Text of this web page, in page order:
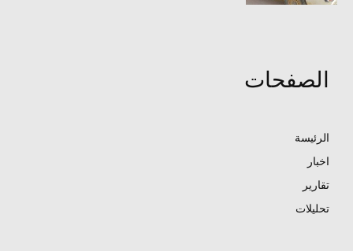
الصفحات
الرئيسة
اخبار
تقارير
تحليلات